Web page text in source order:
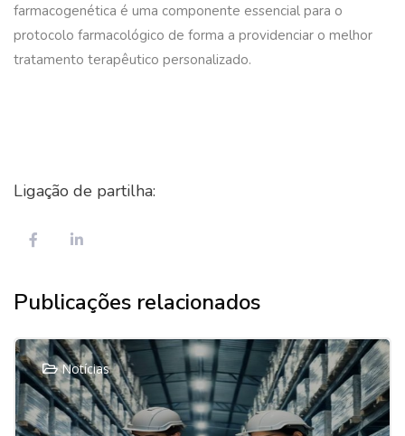
farmacogenética é uma componente essencial para o
protocolo farmacológico de forma a providenciar o melhor
tratamento terapêutico personalizado.
Ligação de partilha:
Publicações relacionados
Notícias